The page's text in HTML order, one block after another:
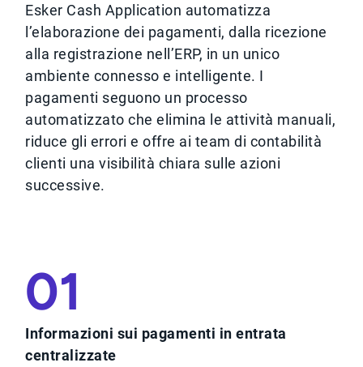
Esker Cash Application automatizza
l’elaborazione dei pagamenti, dalla ricezione
alla registrazione nell’ERP, in un unico
ambiente connesso e intelligente. I
pagamenti seguono un processo
automatizzato che elimina le attività manuali,
riduce gli errori e offre ai team di contabilità
clienti una visibilità chiara sulle azioni
successive.
01
Informazioni sui pagamenti in entrata
centralizzate